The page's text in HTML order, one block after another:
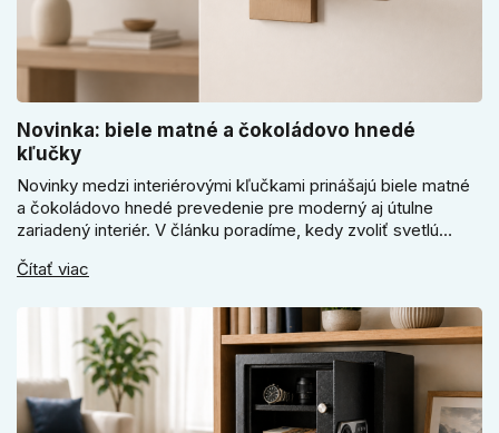
Novinka: biele matné a čokoládovo hnedé
kľučky
Novinky medzi interiérovými kľučkami prinášajú biele matné
a čokoládovo hnedé prevedenie pre moderný aj útulne
zariadený interiér. V článku poradíme, kedy zvoliť svetlú
ako vyberať medzi okrúhlym a štvorcovým štítom. Nové
Čítať viac